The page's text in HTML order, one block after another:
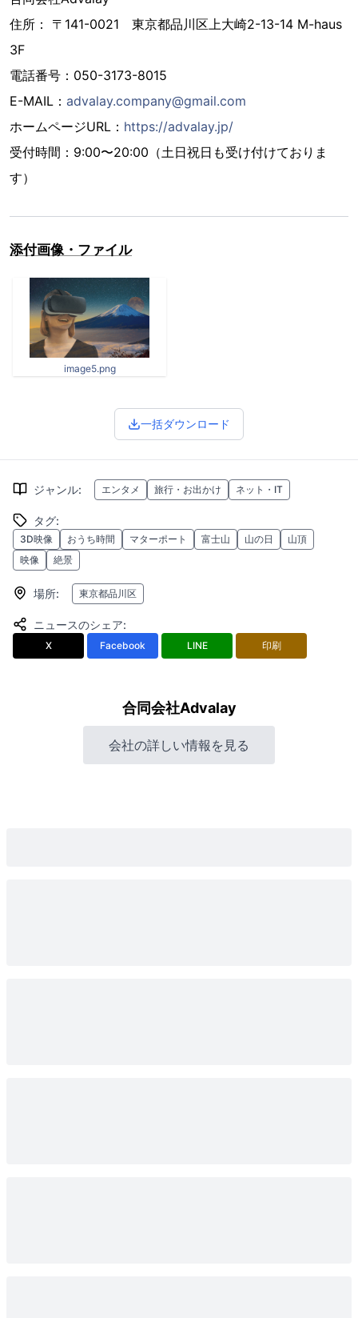
住所： 〒141-0021 東京都品川区上大崎2-13-14 M-haus
3F
電話番号：050-3173-8015
E-MAIL： advalay.company@gmail.com
ホームページURL： https://advalay.jp/
受付時間：9:00〜20:00（土日祝日も受け付けておりま
す）
添付画像・ファイル
image5.png
一括ダウンロード
ジャンル: エンタメ 旅行・お出かけ ネット・IT
タグ:
3D映像 おうち時間 マターポート 富士山 山の日
山頂
映像
絶景
場所: 東京都品川区
ニュースのシェア:
X Facebook LINE 印刷
合同会社Advalay
会社の詳しい情報を見る